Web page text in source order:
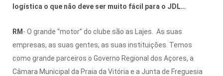
logística o que não deve ser muito fácil para o JDL…
RM - O grande “motor” do clube são as Lajes. As suas
empresas, as suas gentes, as suas instituições. Temos
como grande parceiros o Governo Regional dos Açores, a
Câmara Municipal da Praia da Vitória e a Junta de Freguesia